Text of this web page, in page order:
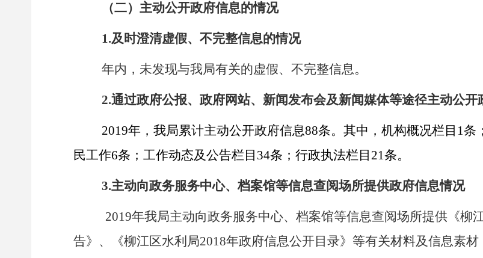
（二）主动公开政府信息的情况
1.及时澄清虚假、不完整信息的情况
年内，未发现与我局有关的虚假、不完整信息。
2.通过政府公报、政府网站、新闻发布会及新闻媒体等途径主动公开
2019年，我局累计主动公开政府信息88条。其中，机构概况栏目1
民工作6条；工作动态及公告栏目34条；行政执法栏目21条。
3.主动向政务服务中心、档案馆等信息查阅场所提供政府信息情况
2019年我局主动向政务服务中心、档案馆等信息查阅场所提供《柳
告》、《柳江区水利局2018年政府信息公开目录》等有关材料及信息素